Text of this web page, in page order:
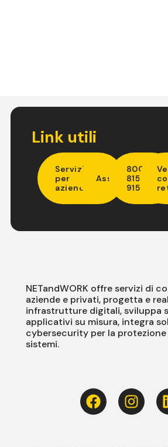
Link utili
Servizi
per
aziende
Assistenza
800
815
915
NETandWORK offre servizi di
aziende e privati, progetta e
infrastrutture digitali, sviluppa
applicativi su misura, integra
cybersecurity per la protezione
sistemi.